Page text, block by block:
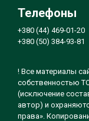
Телефоны
+380 (44) 469-01-20
+380 (50) 384-93-81
! Все материалы
собственностью
(исключение
автор) и
права».